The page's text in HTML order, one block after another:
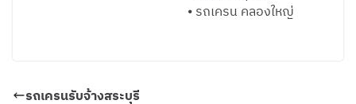
⦁ รถเครน คลองใหญ่
รถเครนรับจ้างสระบุรี